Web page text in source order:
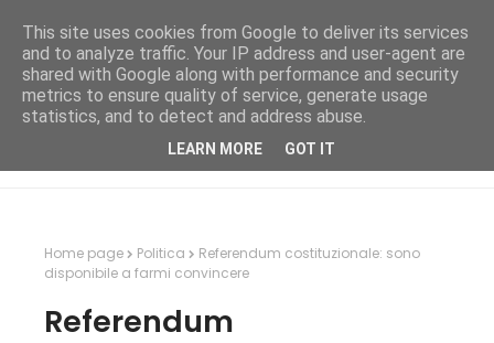
Home page Politica
Referendum costituzionale: sono
disponibile a farmi convincere
Referendum
This site uses cookies from Google to deliver its services
and to analyze traffic. Your IP address and user-agent are
shared with Google along with performance and security
metrics to ensure quality of service, generate usage
statistics, and to detect and address abuse.
LEARN MORE GOT IT